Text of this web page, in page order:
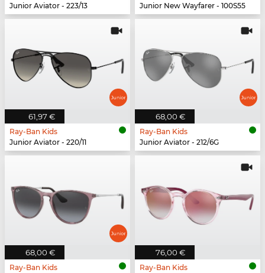
Junior Aviator - 223/13
Junior New Wayfarer - 100S55
61,97 €
Ray-Ban Kids
Junior Aviator - 220/11
68,00 €
Ray-Ban Kids
Junior Aviator - 212/6G
68,00 €
Ray-Ban Kids
76,00 €
Ray-Ban Kids